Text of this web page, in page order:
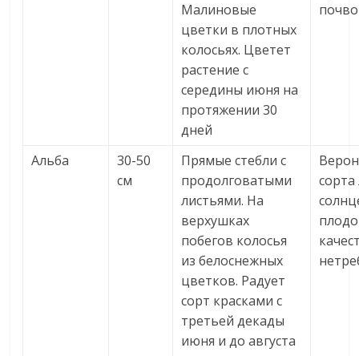
Малиновые
цветки в плотных
колосьях. Цветет
растение с
середины июня на
протяжении 30
дней
Альба
30-50
см
Прямые стебли с
продолговатыми
листьями. На
верхушках
побегов колосья
из белоснежных
цветков. Радует
сорт красками с
третьей декады
июня и до августа